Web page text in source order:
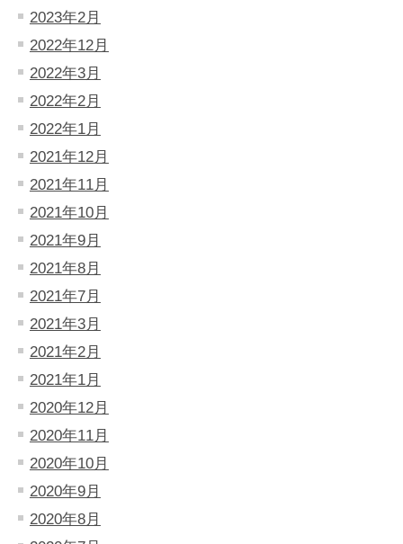
2023年2月
2022年12月
2022年3月
2022年2月
2022年1月
2021年12月
2021年11月
2021年10月
2021年9月
2021年8月
2021年7月
2021年3月
2021年2月
2021年1月
2020年12月
2020年11月
2020年10月
2020年9月
2020年8月